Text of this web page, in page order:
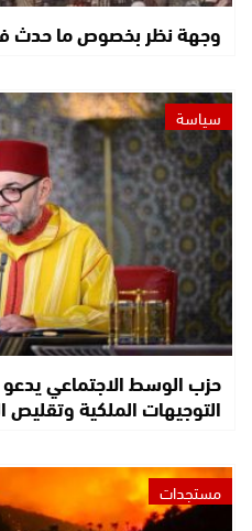
وجهة نظر بخصوص ما حدث
سياسة
حزب الوسط الاجتماعي يدعو
التوجيهات الملكية وتقليص
مستجدات